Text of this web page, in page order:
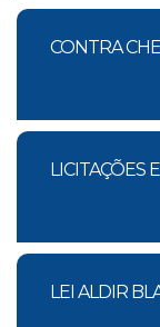
CONTRA
LICITAÇÕES
LEI ALDIR